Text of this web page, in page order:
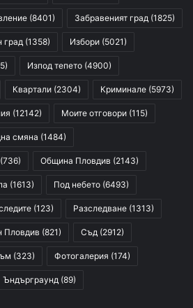
(8401) Забравеният град (1825)
град (1358) Избори (5021)
Изпод тепето (4900)
Квартали (2304) Криминале (5973)
(12142) Моите отговори (115)
смяна (1484)
(736) Община Пловдив (2143)
(1613) Под небето (6493)
(123) Разследване (1313)
Пловдив (821) Съд (2912)
(323) Фотогалерия (174)
Ъндърграунд (89)